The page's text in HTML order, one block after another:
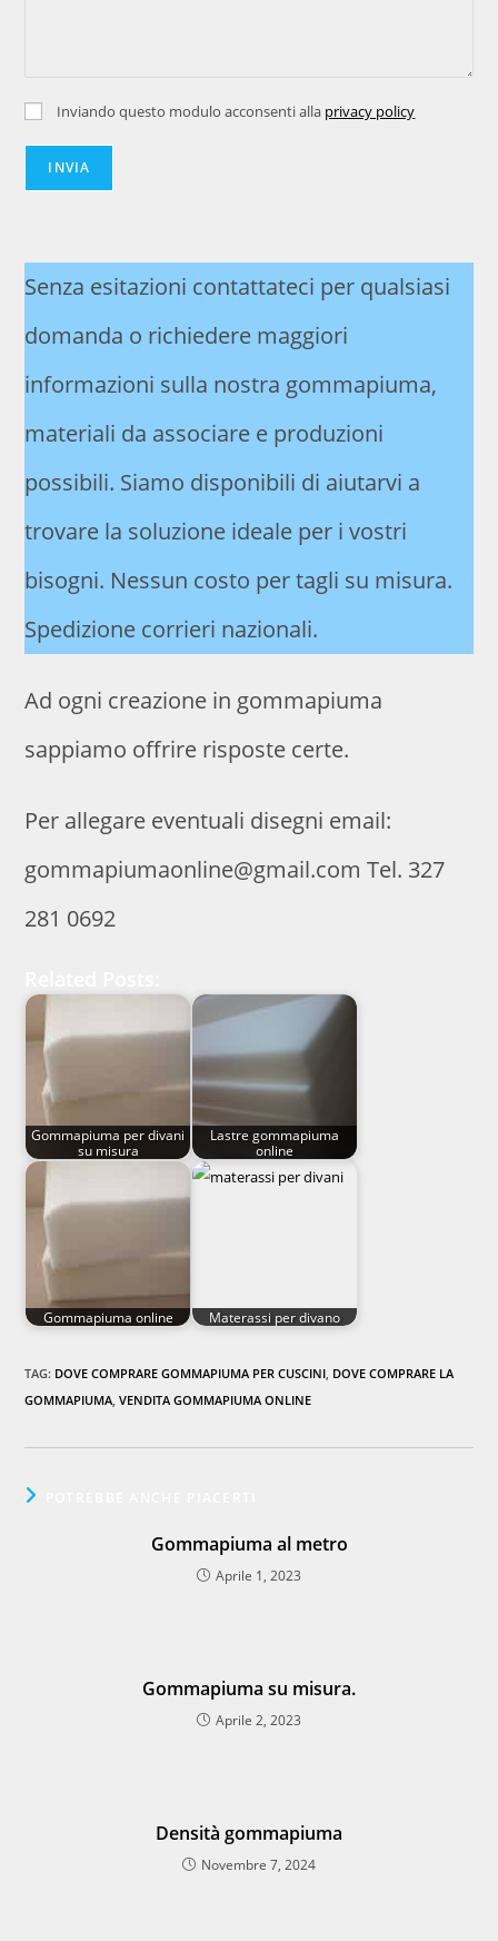
Inviando questo modulo acconsenti alla privacy policy
INVIA
Senza esitazioni contattateci per qualsiasi
domanda o richiedere maggiori
informazioni sulla nostra gommapiuma,
materiali da associare e produzioni
possibili. Siamo disponibili di aiutarvi a
trovare la soluzione ideale per i vostri
bisogni. Nessun costo per tagli su misura.
Spedizione corrieri nazionali.
Ad ogni creazione in gommapiuma
sappiamo offrire risposte certe.
Per allegare eventuali disegni email:
gommapiumaonline@gmail.com Tel. 327
281 0692
Gommapiuma per divani
su misura
Lastre gommapiuma
online
Gommapiuma online Materassi per divano
TAG: DOVE COMPRARE GOMMAPIUMA PER CUSCINI DOVE COMPRARE LA
GOMMAPIUMA VENDITA GOMMAPIUMA ONLINE
Gommapiuma al metro
Aprile 1, 2023
Gommapiuma su misura.
Aprile 2, 2023
Densità gommapiuma
Novembre 7, 2024